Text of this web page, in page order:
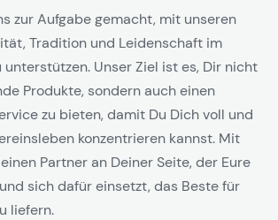
zur Aufgabe gemacht, mit unseren
Tradition und Leidenschaft im
unterstützen. Unser Ziel ist es, Dir nicht
Produkte, sondern auch einen
zu bieten, damit Du Dich voll und
konzentrieren kannst. Mit
Partner an Deiner Seite, der Eure
sich dafür einsetzt, das Beste für
liefern.